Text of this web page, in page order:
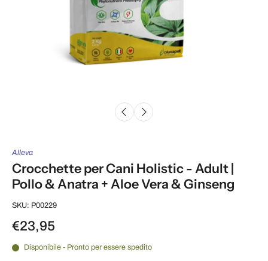
Alleva
Crocchette per Cani Holistic - Adult |
Pollo & Anatra + Aloe Vera & Ginseng
SKU: P00229
€23,95
Disponibile - Pronto per essere spedito